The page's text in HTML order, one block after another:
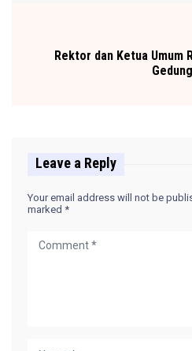
Rektor dan Ketua Umum
Leave a Reply
Your email address will not be
marked *